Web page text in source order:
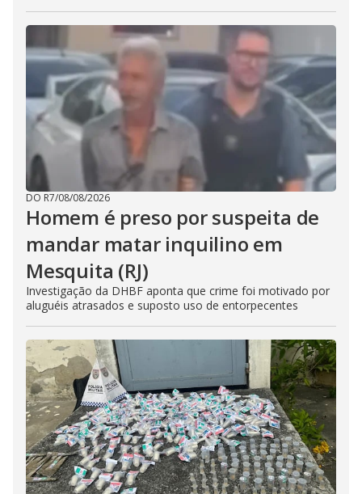
DO R7/08/08/2026
Homem é preso por suspeita de
mandar matar inquilino em
Mesquita (RJ)
Investigação da DHBF aponta que crime foi motivado por
aluguéis atrasados e suposto uso de entorpecentes